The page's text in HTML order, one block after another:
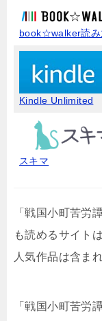
book☆walker読み
Kindle Unlimited
スキマ
「戦国小町苦労
も読めるサイト
人気作品は含ま
「戦国小町苦労